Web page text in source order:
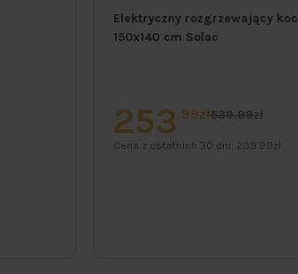
Elektryczny rozgrzewający koc
150x140 cm Solac
253 99zł539.99zł
Cena z ostatnich 30 dni: 299.99zł